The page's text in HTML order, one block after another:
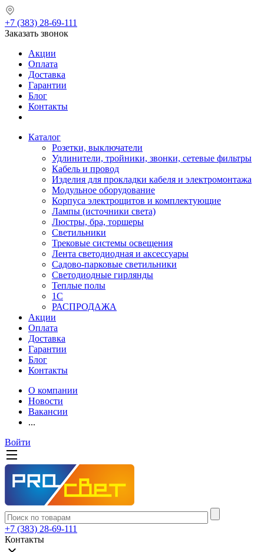
+7 (383) 28-69-111
Заказать звонок
Акции
Оплата
Доставка
Гарантии
Блог
Контакты
Каталог
Розетки, выключатели
Удлинители, тройники, звонки, сетевые фильтры
Кабель и провод
Изделия для прокладки кабеля и электромонтажа
Модульное оборудование
Корпуса электрощитов и комплектующие
Лампы (источники света)
Люстры, бра, торшеры
Светильники
Трековые системы освещения
Лента светодиодная и аксессуары
Садово-парковые светильники
Светодиодные гирлянды
Теплые полы
1С
РАСПРОДАЖА
Акции
Оплата
Доставка
Гарантии
Блог
Контакты
О компании
Новости
Вакансии
...
Войти
+7 (383) 28-69-111
Контакты